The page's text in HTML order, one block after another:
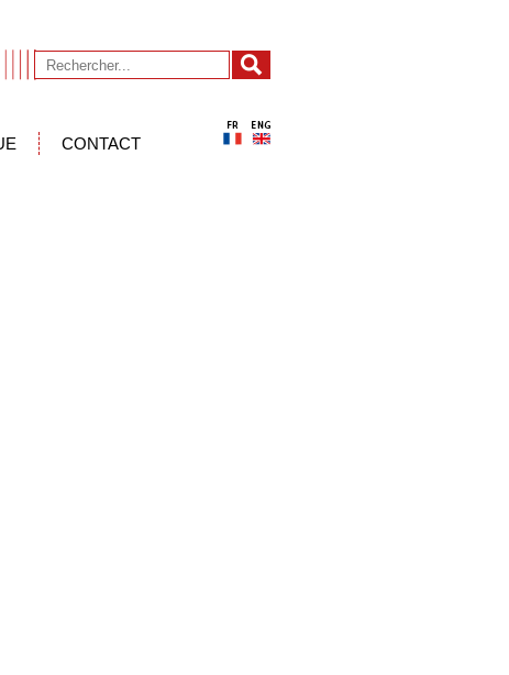
CONTACT